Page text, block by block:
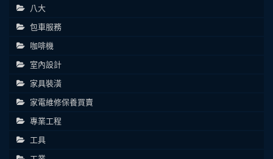
八大
包車服務
咖啡機
室內設計
家具裝潢
家電維修保養買賣
專業工程
工具